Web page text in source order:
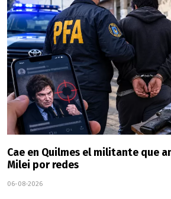
Cae en Quilmes el militante que
Milei por redes
06-08-2026